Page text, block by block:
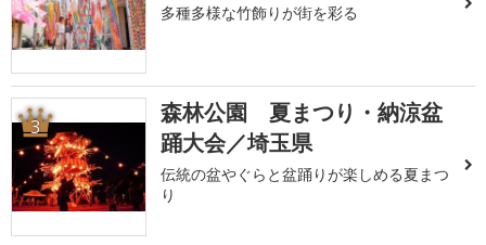
多種多様な竹飾りが街を彩る
3
森林公園 夏まつり・納涼盆
踊大会／埼玉県
伝統の盆やぐらと盆踊りが楽しめる夏まつ
り